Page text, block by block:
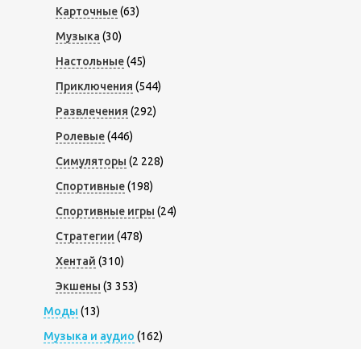
Карточные(63)
Музыка (30)
Настольные(45)
Приключения (544)
Развлечения (292)
Ролевые(446)
Симуляторы (2 228)
Спортивные(198)
Спортивные игры (24)
Стратегии (478)
Хентай (310)
Экшены (3 353)
Моды (13)
Музыка и аудио (162)